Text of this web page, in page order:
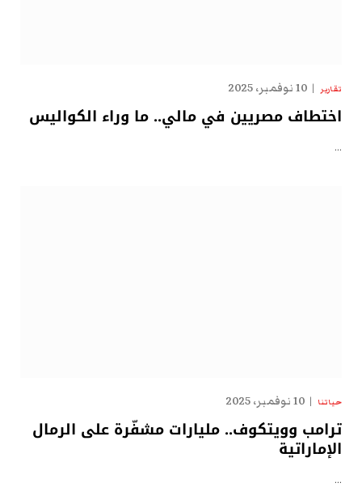
تقارير 10 نوفمبر، 2025
اختطاف مصريين في مالي.. ما وراء الكواليس
…
حياتنا 10 نوفمبر، 2025
ترامب وويتكوف.. مليارات مشفّرة على الرمال
الإماراتية
…